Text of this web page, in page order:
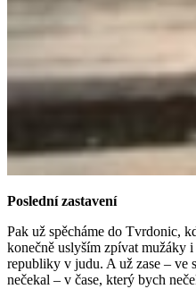
Poslední zastavení
Pak už spěcháme do Tvrdonic,
konečně uslyším zpívat mužáky
republiky v judu. A už zase – ve
nečekal – v čase, který bych